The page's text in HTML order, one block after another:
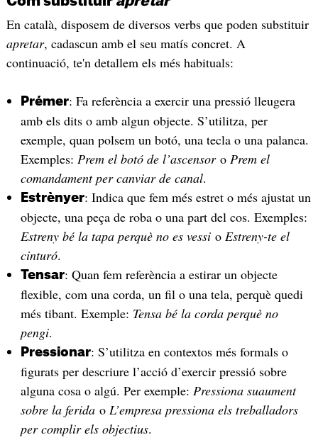
En català, disposem de diversos verbs que poden substituir
apretar, cadascun amb el seu matís concret. A
continuació, te'n detallem els més habituals:
Prémer: Fa referència a exercir una pressió lleugera
amb els dits o amb algun objecte. S’utilitza, per
exemple, quan polsem un botó, una tecla o una palanca.
Exemples: Prem el botó de l’ascensor o Prem el
comandament per canviar de canal.
Estrènyer: Indica que fem més estret o més ajustat un
objecte, una peça de roba o una part del cos. Exemples:
Estreny bé la tapa perquè no es vessio Estreny-te el
cinturó.
Tensar: Quan fem referència a estirar un objecte
flexible, com una corda, un fil o una tela, perquè quedi
més tibant. Exemple: Tensa bé la corda perquè no
pengi.
Pressionar: S’utilitza en contextos més formals o
figurats per descriure l’acció d’exercir pressió sobre
alguna cosa o algú. Per exemple: Pressiona suaument
sobre la feridao L’empresa pressiona els treballadors
per complir els objectius.